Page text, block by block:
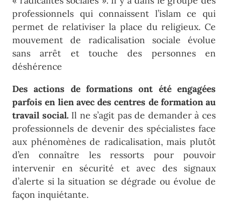
professionnels qui connaissent l’islam ce qui
permet de relativiser la place du religieux. Ce
mouvement de radicalisation sociale évolue
sans arrêt et touche des personnes en
déshérence
Des actions de formations ont été engagées
parfois en lien avec des centres de formation au
travail social.Il ne s’agit pas de demander à ces
professionnels de devenir des spécialistes face
aux phénomènes de radicalisation, mais plutôt
d’en connaître les ressorts pour pouvoir
intervenir en sécurité et avec des signaux
d’alerte si la situation se dégrade ou évolue de
façon inquiétante.